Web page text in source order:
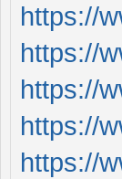
https://
https://
https://
https://
https://